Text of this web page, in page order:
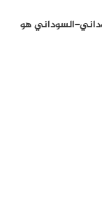
هو